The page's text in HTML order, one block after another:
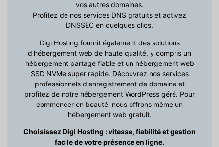
vos autres domaines.
Profitez de nos services DNS gratuits et activez
DNSSEC en quelques clics.
Digi Hosting fournit également des solutions
d'hébergement web de haute qualité, y compris un
hébergement partagé fiable et un hébergement web
SSD NVMe super rapide. Découvrez nos services
professionnels d'enregistrement de domaine et
profitez de notre hébergement WordPress géré. Pour
commencer en beauté, nous offrons même un
hébergement web gratuit.
Choisissez Digi Hosting : vitesse, fiabilité et gestion
facile de votre présence en ligne.